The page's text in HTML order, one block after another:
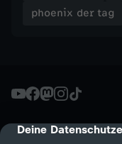
cmp-dialog-
Deine
r
d
phoenix der tag